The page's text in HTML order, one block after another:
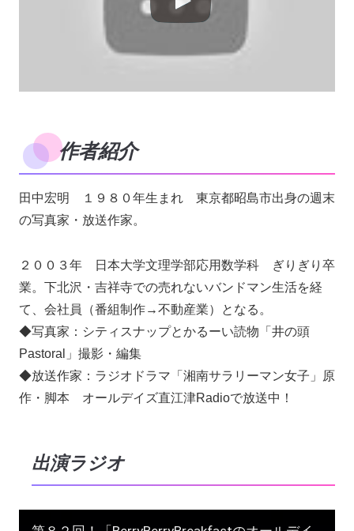
作者紹介
田中宏明 １９８０年生まれ 東京都昭島市出身の週末
の写真家・放送作家。
２００３年 日本大学文理学部応用数学科 ぎりぎり卒
業。下北沢・吉祥寺での売れないバンドマン生活を経
て、会社員（番組制作→不動産業）となる。
◆写真家：シティスナップとかるーい読物「井の頭
Pastoral」撮影・編集
◆放送作家：ラジオドラマ「湘南サラリーマン女子」原
作・脚本 オールデイズ直江津Radioで放送中！
出演ラジオ